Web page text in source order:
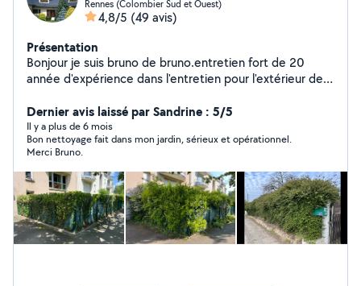
Rennes (Colombier Sud et Ouest)
4,8/5 (49 avis)
Présentation
Bonjour je suis bruno de bruno.entretien fort de 20
année d'expérience dans l'entretien pour l'extérieur de
adaptés pour des intervention simple et rapide en toute
sécurité Vous pouvez me contacter je serai ravi
d'intervenir chez vous cordialement Bruno de Bruno
Entretien
Dernier avis laissé par Sandrine : 5/5
Il y a plus de 6 mois
Bon nettoyage fait dans mon jardin, sérieux et opérationnel.
Merci Bruno.